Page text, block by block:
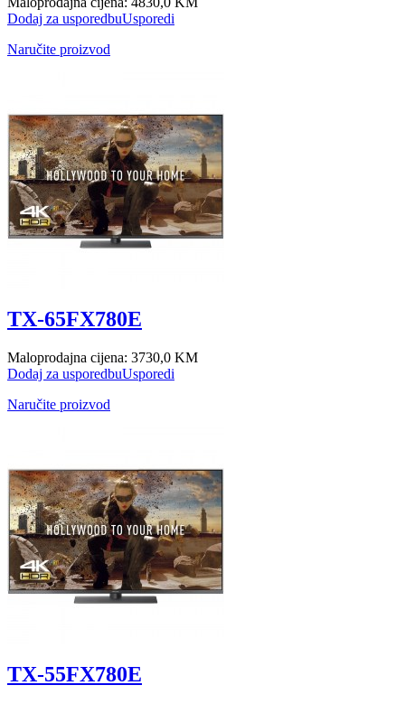
Dodaj za usporedbuUsporedi
Naručite proizvod
TX-65FX780E
Maloprodajna cijena: 3730,0 KM
Dodaj za usporedbuUsporedi
Naručite proizvod
TX-55FX780E